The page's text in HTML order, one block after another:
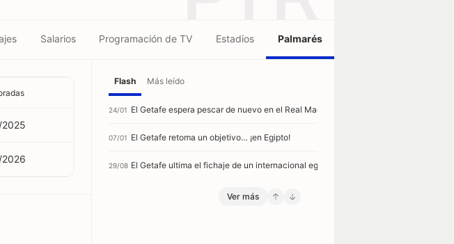
Salarios Programación de TV Estadios Palmarés
Flash Más leído
24/01 El Getafe espera pescar de nuevo en el Real Madrid
07/01 El Getafe retoma un objetivo… ¡en Egipto!
29/08 El Getafe ultima el fichaje de un internacional egipcio
Ver más